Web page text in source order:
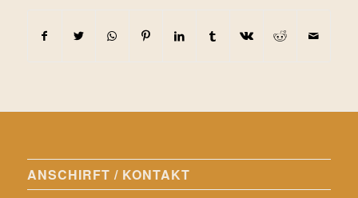
ANSCHIRFT / KONTAKT